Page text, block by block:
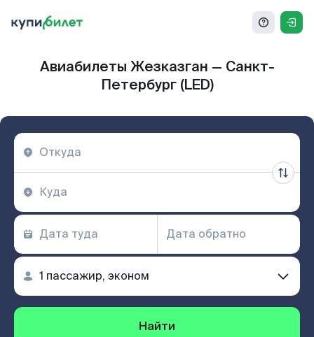
Авиабилеты Жезказган — Санкт-
Петербург (LED)
Найти